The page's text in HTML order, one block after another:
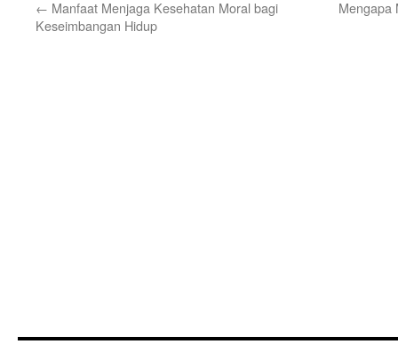
← Manfaat Menjaga Kesehatan Moral bagi
Keseimbangan Hidup
Mengapa